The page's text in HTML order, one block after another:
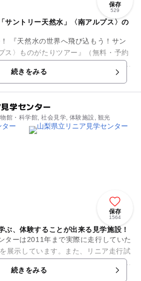
保存
529
サントリー天然水」〈南アルプス〉の
『天然水の世界へ飛び込もう！サン
ス〉ものがたりツアー』（無料・予約
ある場合は予約なしでもご参加いただ
続きをみる
学センター
館・科学館, 社会見学, 体験施設, 観光
保存
1564
ぶ、体験することが出来る見学施設！
ターは2011年まで実際に走行していた
展示しています。また、リニア走行試
館内展望フロアから時速500キロで走
続きをみる